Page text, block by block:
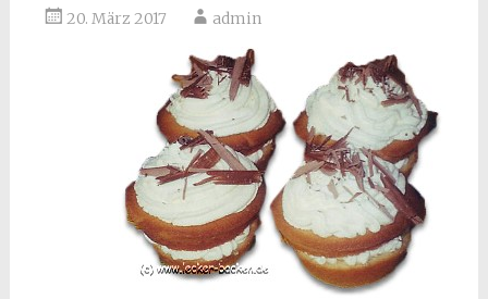
20. März 2017 admin